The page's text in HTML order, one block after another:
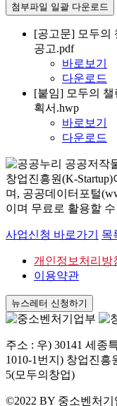
첨부파일 일괄 다운로드
[공고문] 모두의
공고.pdf
바로보기
다운로드
[붙임] 모두의
획서.hwp
바로보기
다운로드
창업진흥원(K-
며, 공공데이터포털
이며 무료로 활용할
사업신청 바로가기 목
개인정보처리방
이용약관
뉴스레터 신청하기
주소 : 우) 30141 세종
1010-1번지) 창업진흥
5(모두의창업)
©2022 BY 중소벤처